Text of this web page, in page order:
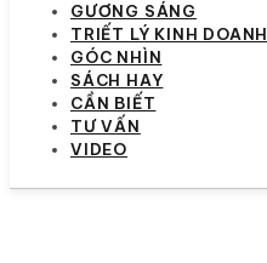
GƯƠNG SÁNG
TRIẾT LÝ KINH DOANH
GÓC NHÌN
SÁCH HAY
CẦN BIẾT
TƯ VẤN
VIDEO